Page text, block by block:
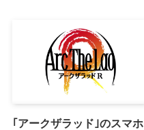
｢アークザラッド｣のスマホ